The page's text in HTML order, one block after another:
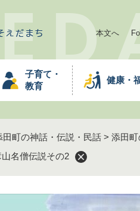
本文へ
子育て・
教育
健康・
田町の神話・伝説・民話 > 添田
名僧伝説その2